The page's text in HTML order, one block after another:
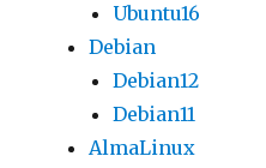
Ubuntu16
Debian
Debian12
Debian11
AlmaLinux